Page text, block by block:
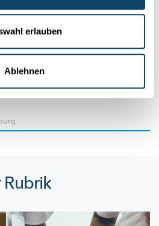
erlauben
Ablehnen
werden
und jederzeit
haben das Werkzeug IMP
Auswertung biologischer und